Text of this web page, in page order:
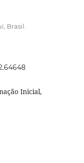
Brasil.
Inicial,